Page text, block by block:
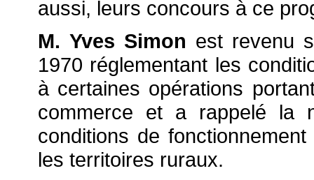
aussi, leurs concours à ce
M. Yves Simon est revenu
1970 réglementant les
à certaines opérations
commerce et a rappelé la
conditions de
les territoires ruraux.